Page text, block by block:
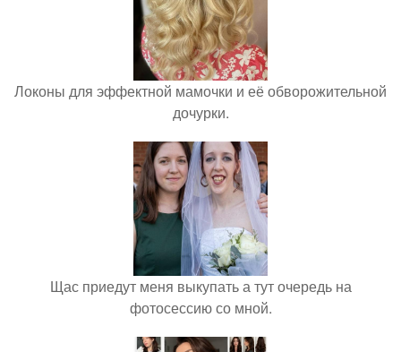
Локоны для эффектной мамочки и её обворожительной
дочурки.
Щас приедут меня выкупать а тут очередь на
фотосессию со мной.